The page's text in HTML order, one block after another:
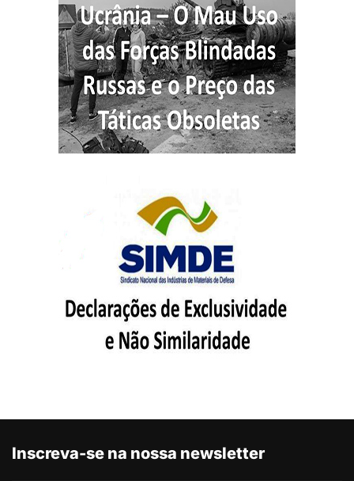
Inscreva-se na nossa newsletter